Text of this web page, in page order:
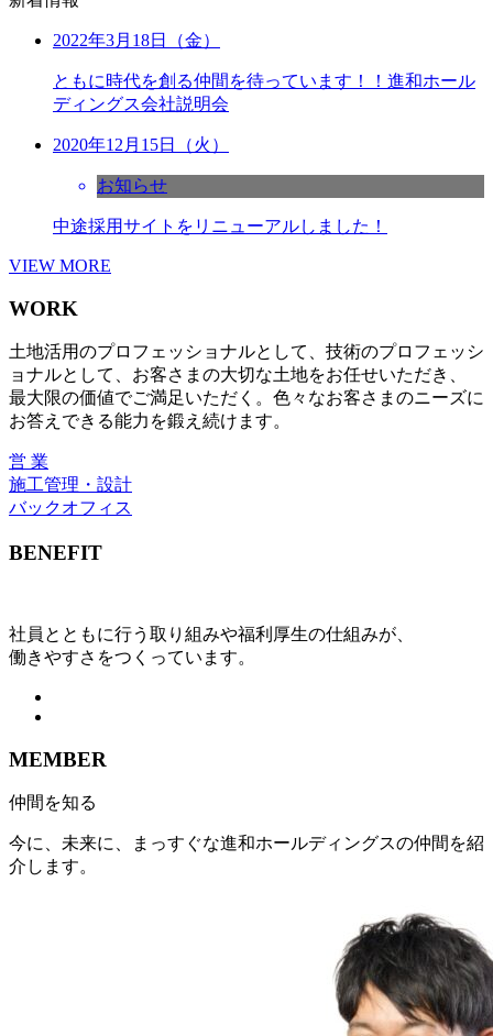
2022年3月18日（金）
ともに時代を創る仲間を待っています！！進和ホール
ディングス会社説明会
2020年12月15日（火）
お知らせ
中途採用サイトをリニューアルしました！
VIEW MORE
WORK
土地活用のプロフェッショナルとして、技術のプロフェッシ
ョナルとして、お客さまの大切な土地をお任せいただき、
最大限の価値でご満足いただく。色々なお客さまのニーズに
お答えできる能力を鍛え続けます。
営 業
施工管理・設計
バックオフィス
BENEFIT
社員とともに行う取り組みや福利厚生の仕組みが、
働きやすさをつくっています。
MEMBER
仲間を知る
今に、未来に、まっすぐな進和ホールディングスの仲間を紹
介します。